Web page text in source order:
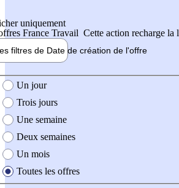
uniquement
France Travail Cette action recharge la
filtres de Date de création de l'offre
création de l'offre
Un jour
Trois jours
Une semaine
Deux semaines
Un mois
Toutes les offres